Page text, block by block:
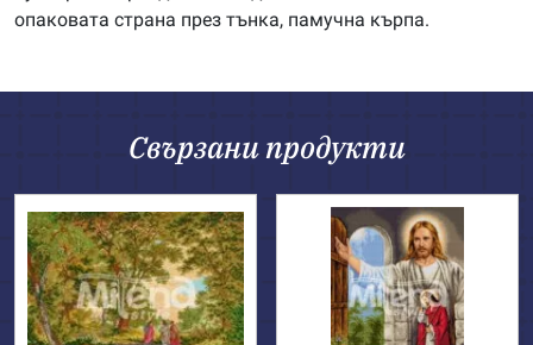
опаковата страна през тънка, памучна кърпа.
Свързани продукти